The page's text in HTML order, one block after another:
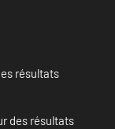
résultats
des résultats